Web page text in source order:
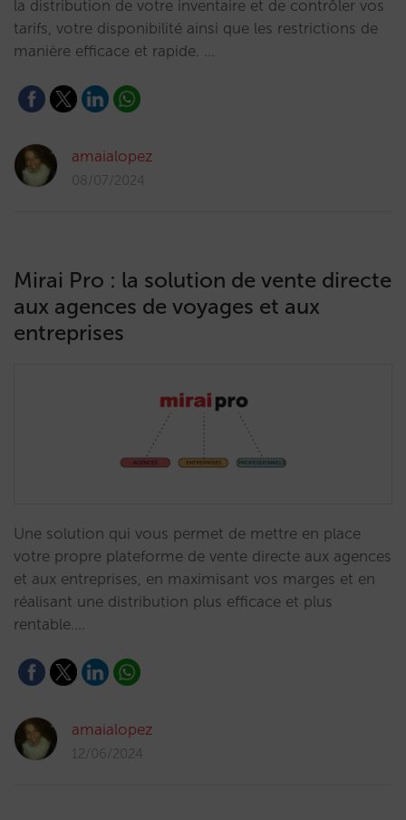
la distribution de votre inventaire et de contrôler vos
tarifs, votre disponibilité ainsi que les restrictions de
manière efficace et rapide. …
amaialopez
08/07/2024
Mirai Pro : la solution de vente directe
aux agences de voyages et aux
entreprises
Une solution qui vous permet de mettre en place
votre propre plateforme de vente directe aux agences
et aux entreprises, en maximisant vos marges et en
réalisant une distribution plus efficace et plus
rentable.…
amaialopez
12/06/2024